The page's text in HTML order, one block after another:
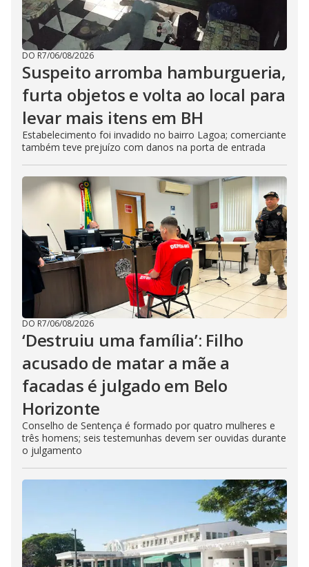
DO R7/06/08/2026
Suspeito arromba hamburgueria,
furta objetos e volta ao local para
levar mais itens em BH
Estabelecimento foi invadido no bairro Lagoa; comerciante
também teve prejuízo com danos na porta de entrada
DO R7/06/08/2026
‘Destruiu uma família’: Filho
acusado de matar a mãe a
facadas é julgado em Belo
Horizonte
Conselho de Sentença é formado por quatro mulheres e
três homens; seis testemunhas devem ser ouvidas durante
o julgamento